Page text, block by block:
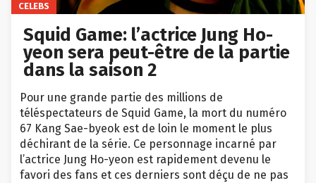
CELEBS
Squid Game: l’actrice Jung Ho-
yeon sera peut-être de la partie
dans la saison 2
Pour une grande partie des millions de
téléspectateurs de Squid Game, la mort du numéro
67 Kang Sae-byeok est de loin le moment le plus
déchirant de la série. Ce personnage incarné par
l’actrice Jung Ho-yeon est rapidement devenu le
favori des fans et ces derniers sont déçu de ne pas